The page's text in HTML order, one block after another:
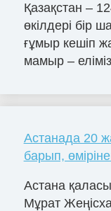
Қазақстан –
өкілдері бір
ғұмыр кешіп
мамыр –
Астанада 20
барып,
Астана
Мұрат